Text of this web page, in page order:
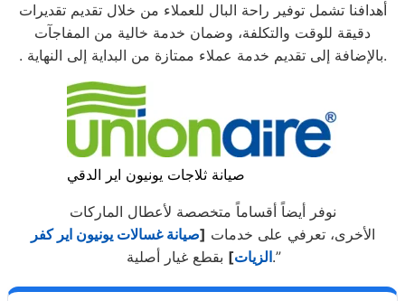
أهدافنا تشمل توفير راحة البال للعملاء من خلال تقديم تقديرات
دقيقة للوقت والتكلفة، وضمان خدمة خالية من المفاجآت
. بالإضافة إلى تقديم خدمة عملاء ممتازة من البداية إلى النهاية.
صيانة ثلاجات يونيون اير الدقي
نوفر أيضاً أقساماً متخصصة لأعطال الماركات
الأخرى، تعرفي على خدمات [صيانة غسالات يونيون اير كفر
الزيات] بقطع غيار أصلية.”